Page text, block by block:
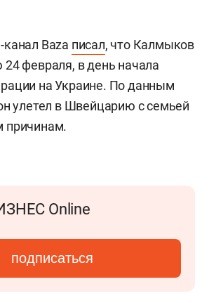
Baza писал, что Калмыков
24 февраля, в день начала
на Украине. По данным
улетел в Швейцарию с семьей
причинам.
Online
подписаться